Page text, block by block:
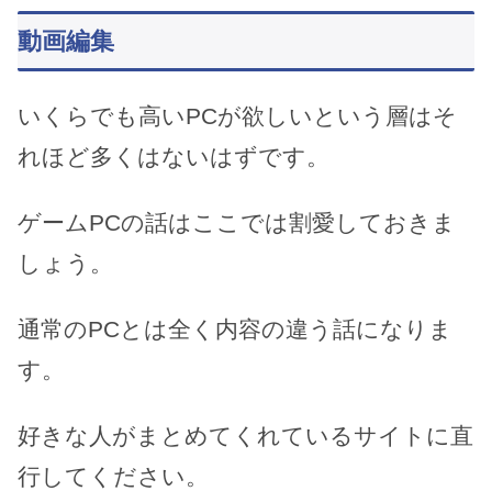
動画編集
いくらでも高いPCが欲しいという層はそ
れほど多くはないはずです。
ゲームPCの話はここでは割愛しておきま
しょう。
通常のPCとは全く内容の違う話になりま
す。
好きな人がまとめてくれているサイトに直
行してください。